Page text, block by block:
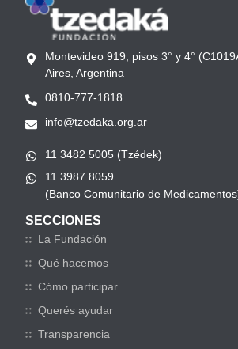
Montevideo 919, pisos 3° y 4°
Aires, Argentina
0810-777-1818
info@tzedaka.org.ar
11 3482 5005 (Tzédek)
11 3987 8059
(Banco Comunitario de
SECCIONES
La Fundación
Qué hacemos
Cómo participar
Querés ayudar
Transparencia